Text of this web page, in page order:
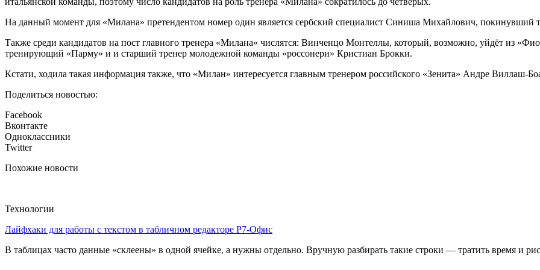
На данный момент для «Милана» претендентом номер один является сербский специалист Синиша Михайлович, покинувший
Также среди кандидатов на пост главного тренера «Милана» числятся: Винченцо Монтеллы, который, возможно, уйдёт из
тренирующий «Парму» и и старший тренер молодежной команды «россонери» Кристиан Брокки.
Кстати, ходила такая информация также, что «Милан» интересуется главным тренером российского «Зенита» Андре Виллаш-
Поделиться новостью:
Facebook
Вконтакте
Одноклассники
Twitter
Похожие новости
Технологии
Лайфхаки для работы с текстом в табличном редакторе Р7-Офис
В таблицах часто данные «склеены» в одной ячейке, а нужны отдельно. Вручную разбирать такие строки — тратить время и